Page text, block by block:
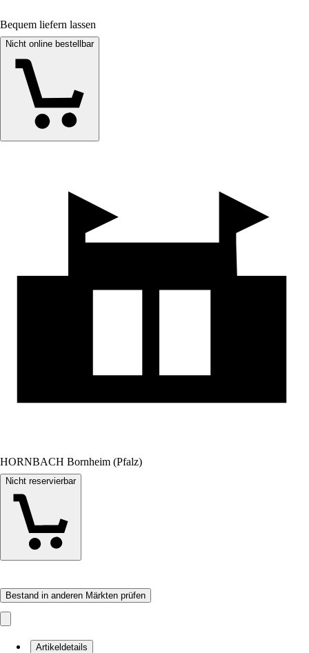
Bequem liefern lassen
Nicht online bestellbar
HORNBACH Bornheim (Pfalz)
Nicht reservierbar
Bestand in anderen Märkten prüfen
Artikeldetails